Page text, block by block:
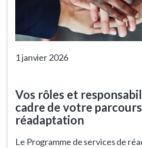
1 janvier 2026
Vos rôles et
cadre de votre
réadaptation
Le Programme de services de